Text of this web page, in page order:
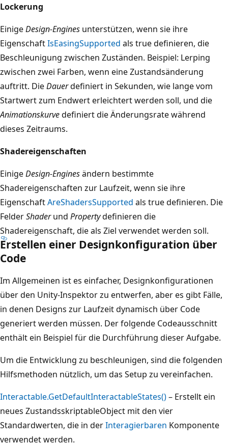
Lockerung
EinigeDesign-Engines unterstützen, wenn sie ihre
EigenschaftIsEasingSupported als true definieren, die
Beschleunigung zwischen Zuständen. Beispiel: Lerping
zwischen zwei Farben, wenn eine Zustandsänderung
auftritt. DieDauerdefiniert in Sekunden, wie lange vom
Startwert zum Endwert erleichtert werden soll, und die
Animationskurvedefiniert die Änderungsrate während
dieses Zeitraums.
Shadereigenschaften
EinigeDesign-Enginesändern bestimmte
Shadereigenschaften zur Laufzeit, wenn sie ihre
EigenschaftAreShadersSupported als true definieren. Die
FelderShaderund Propertydefinieren die
Shadereigenschaft, die als Ziel verwendet werden soll.
Erstellen einer Designkonfiguration über
Code
Im Allgemeinen ist es einfacher, Designkonfigurationen
über den Unity-Inspektor zu entwerfen, aber es gibt Fälle,
in denen Designs zur Laufzeit dynamisch über Code
generiert werden müssen. Der folgende Codeausschnitt
enthält ein Beispiel für die Durchführung dieser Aufgabe.
Um die Entwicklung zu beschleunigen, sind die folgenden
Hilfsmethoden nützlich, um das Setup zu vereinfachen.
Interactable.GetDefaultInteractableStates()– Erstellt ein
neues ZustandsskriptableObject mit den vier
Standardwerten, die in derInteragierbaren Komponente
verwendet werden.